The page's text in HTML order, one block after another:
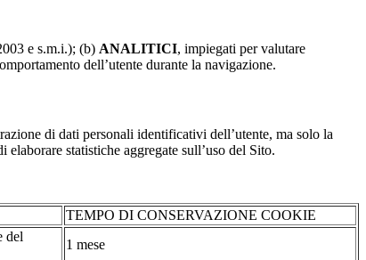
e s.m.i.); (b) ANALITICI, impiegati per valutare
dell’utente durante la navigazione.
di dati personali identificativi dell’utente, ma solo la
statistiche aggregate sull’uso del Sito.
TEMPO DI CONSERVAZIONE COOKIE
del
1 mese